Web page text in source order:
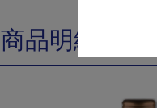
商品明細